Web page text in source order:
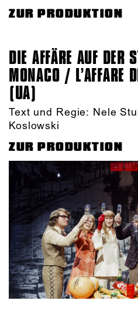
ZUR PRODUKTION
DIE AFFÄRE AUF DER
ONACO / L’AFFARE
UA)
Text und Regie: Nele
Koslowski
ZUR PRODUKTION